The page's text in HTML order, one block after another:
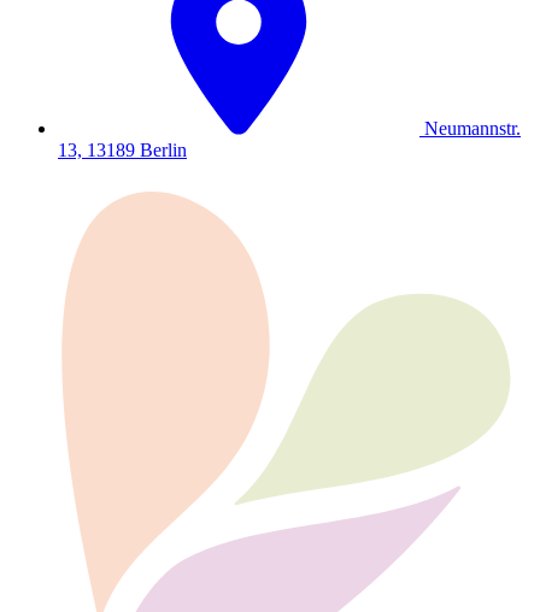
Neumannstr.
13, 13189 Berlin